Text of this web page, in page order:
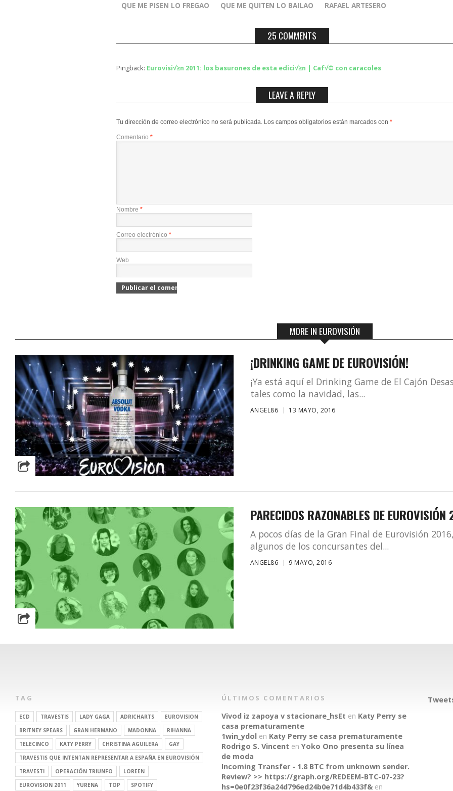
QUE ME PISEN LO FREGAO
QUE ME QUITEN LO BAILAO RAFAEL ARTESERO
25 COMMENTS
Pingback: Eurovisi√≥n 2011: los basurones de esta edici√≥n | Caf√© con caracoles
LEAVE A REPLY
Tu dirección de correo electrónico no será publicada. Los campos obligatorios están marcados con *
Comentario *
Nombre *
Correo electrónico *
Web
MORE IN EUROVISIÓN
¡DRINKING GAME DE EUROVISIÓN!
¡Ya está aquí el Drinking Game de El Cajón
tales como la navidad, las...
ANGEL86 13 MAYO, 2016
PARECIDOS RAZONABLES DE EUROVISIÓN
A pocos días de la Gran Final de Eurovisión
algunos de los concursantes del...
ANGEL86 9 MAYO, 2016
TAG
ECD TRAVESTIS LADY GAGA ADRICHARTS
EUROVISION
BRITNEY SPEARS
GRAN HERMANO MADONNA
RIHANNA
TELECINCO
KATY PERRY CHRISTINA AGUILERA
GAY
TRAVESTIS QUE INTENTAN REPRESENTAR A ESPAÑA EN EUROVISIÓN
TRAVESTI
OPERACIÓN TRIUNFO
LOREEN
EUROVISION 2011
YURENA TOP SPOTIFY
ÚLTIMOS COMENTARIOS
Vivod iz zapoya v stacionare_hsEt en Katy Perry se
casa prematuramente
1win_ydolen Katy Perry se casa prematuramente
Rodrigo S. Vincent en Yoko Ono presenta su línea
de moda
Incoming Transfer - 1.8 BTC from unknown sender.
Review? >> https://graph.org/REDEEM-BTC-07-23?
hs=0e0f23f36a24d796ed24b0e71d4b433f&en